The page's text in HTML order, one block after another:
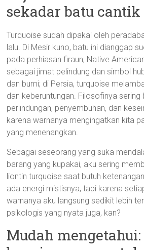
sekadar batu cantik
Turquoise sudah dipakai oleh
lalu. Di Mesir kuno, batu ini dianggap
pada perhiasan firaun; Native
sebagai jimat pelindung dan simbol
dan bumi; di Persia, turquoise
dan keberuntungan. Filosofinya sering
perlindungan, penyembuhan, dan
karena warnanya mengingatkan kita
yang menenangkan.
Sebagai seseorang yang suka
barang yang kupakai, aku sering
liontin turquoise saat butuh
ada energi mistisnya, tapi karena
warnanya aku langsung sedikit lebih
psikologis yang nyata juga, kan?
Mudah mengetahui: